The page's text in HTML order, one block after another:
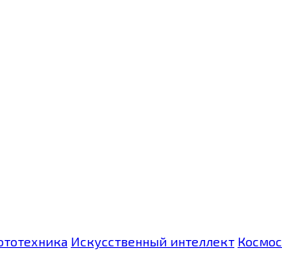
Искусственный интеллект Космос